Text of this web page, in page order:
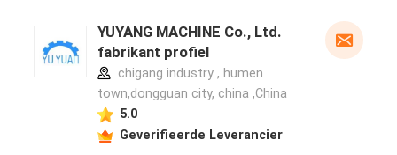
YUYANG MACHINE Co., Ltd.
fabrikant profiel
chigang industry , humen
town,dongguan city, china ,China
5.0
Geverifieerde Leverancier